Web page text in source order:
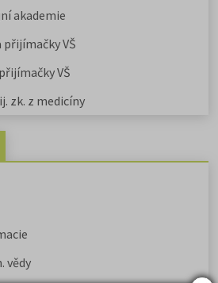
akademie
VŠ
VŠ
zk. z medicíny
vědy